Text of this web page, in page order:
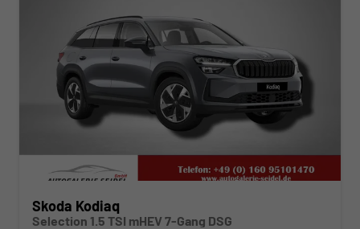
Skoda Kodiaq
Selection 1.5 TSI mHEV 7-Gang DSG